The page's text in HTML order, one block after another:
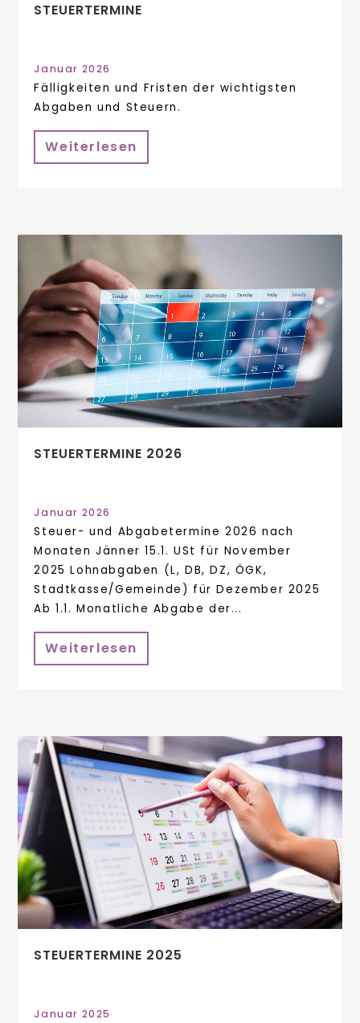
STEUERTERMINE
Januar 2026
Fälligkeiten und Fristen der wichtigsten
Abgaben und Steuern.
Weiterlesen
STEUERTERMINE 2026
Januar 2026
Steuer- und Abgabetermine 2026 nach
Monaten Jänner 15.1. USt für November
2025 Lohnabgaben (L, DB, DZ, ÖGK,
Stadtkasse/Gemeinde) für Dezember 2025
Ab 1.1. Monatliche Abgabe der...
Weiterlesen
STEUERTERMINE 2025
Januar 2025